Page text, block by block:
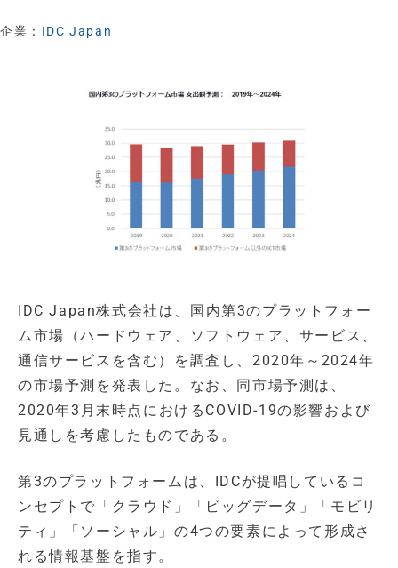
企業： IDC Japan
IDC Japan株式会社は、国内第3のプラットフォー
ム市場（ハードウェア、ソフトウェア、サービス、
通信サービスを含む）を調査し、2020年～2024年
の市場予測を発表した。なお、同市場予測は、
2020年3月末時点におけるCOVID-19の影響および
見通しを考慮したものである。
第3のプラットフォームは、IDCが提唱しているコ
ンセプトで「クラウド」「ビッグデータ」「モビリ
ティ」「ソーシャル」の4つの要素によって形成さ
れる情報基盤を指す。